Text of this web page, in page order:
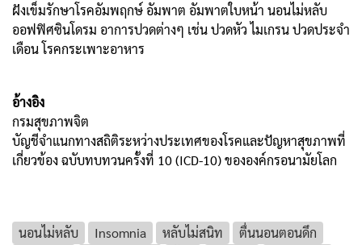
ฝังเข็มรักษาโรคอัมพฤกษ์ อัมพาต อัมพาตใบหน้า นอนไม่หลับ
ออฟฟิศซินโดรม อาการปวดต่างๆ เช่น ปวดหัว ไมเกรน ปวดประจำ
เดือน โรคกระเพาะอาหาร
อ้างอิง
กรมสุขภาพจิต
บัญชีจำแนกทางสถิติระหว่างประเทศของโรคและปัญหาสุขภาพที่
เกี่ยวข้อง ฉบับทบทวนครั้งที่ 10 (ICD-10) ขององค์กรอนามัยโลก
นอนไม่หลับ Insomnia หลับไม่สนิท
ตื่นนอนตอนดึก